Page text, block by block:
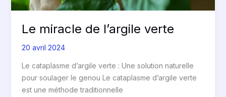
Le miracle de l’argile verte
20 avril 2024
Le cataplasme d’argile verte : Une solution naturelle
pour soulager le genou Le cataplasme d’argile verte
est une méthode traditionnelle